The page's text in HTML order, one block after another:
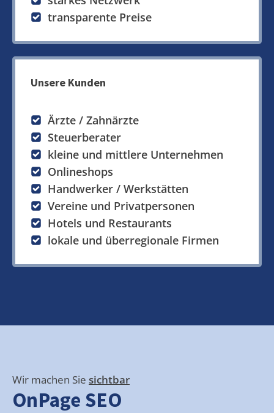
transparente Preise
Unsere Kunden
Ärzte / Zahnärzte
Steuerberater
kleine und mittlere Unternehmen
Onlineshops
Handwerker / Werkstätten
Vereine und Privatpersonen
Hotels und Restaurants
lokale und überregionale Firmen
Wir machen Sie sichtbar
OnPage SEO